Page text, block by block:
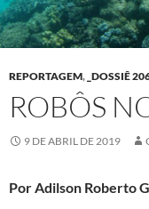
REPORTAGEM, _DOSSIÊ
ROBÔS
9 DE ABRIL DE 2019
Por Adilson Roberto